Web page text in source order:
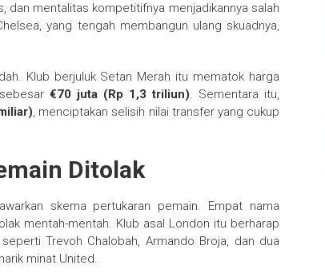
mentalitas kompetitifnya menjadikannya salah
yang tengah membangun ulang skuadnya,
Klub berjuluk Setan Merah itu mematok harga
€70 juta (Rp 1,3 triliun). Sementara itu,
, menciptakan selisih nilai transfer yang cukup
Ditolak
skema pertukaran pemain. Empat nama
mentah-mentah. Klub asal London itu berharap
Trevoh Chalobah, Armando Broja, dan dua
minat United.